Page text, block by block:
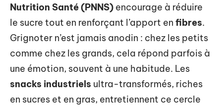
Nutrition Santé (PNNS) encourage à réduire
le sucre tout en renforçant l’apport en fibres.
Grignoter n’est jamais anodin : chez les petits
comme chez les grands, cela répond parfois à
une émotion, souvent à une habitude. Les
snacks industriels ultra-transformés, riches
en sucres et en gras, entretiennent ce cercle